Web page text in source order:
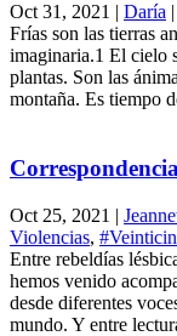
Oct 31, 2021 | Daría |
Frías son las tierras
imaginaria.1 El cielo
plantas. Son las
montaña. Es tiempo
Oct 25, 2021 |
Violencias,
Entre rebeldías
hemos venido
desde diferentes
mundo. Y entre